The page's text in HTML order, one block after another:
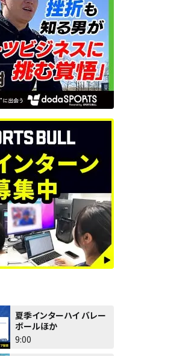
夏季インターハイ バレー
ボールほか
9:00